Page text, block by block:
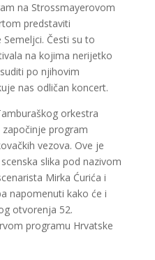
na Strossmayerovom
predstaviti
Česti su to
na kojima nerijetko
po njihovim
nas odličan koncert.
orkestra
započinje program
vezova. Ove je
slika pod nazivom
Mirka Ćurića i
napomenuti kako će i
otvorenja 52.
programu Hrvatske